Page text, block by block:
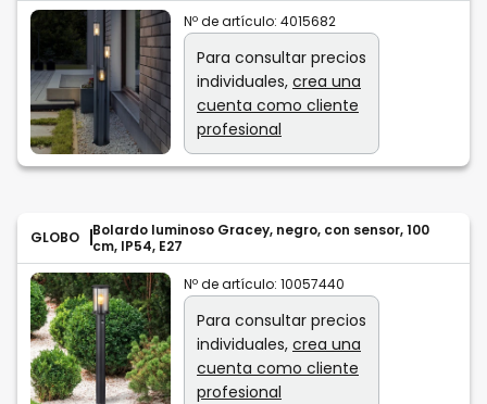
Nº de artículo: 4015682
Para consultar precios
individuales, crea una
cuenta como cliente
profesional
GLOBO
Bolardo luminoso Gracey, negro, con sensor, 100
cm, IP54, E27
Nº de artículo: 10057440
Para consultar precios
individuales, crea una
cuenta como cliente
profesional